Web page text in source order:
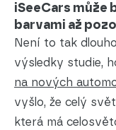
iSeeCars
barvami až
Není to tak
výsledky studie,
na nových
vyšlo, že celý
která má